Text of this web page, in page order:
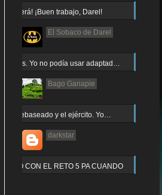
no caerá! ¡Buen trabajo, Darel!
El Sobaco de Darel
gracias. Yo no podía usar adaptad…
Bago Ganapie
el rebaseado y el ejército. Yo…
darkstar
PASO CON EL RETO 5 PA CUANDO